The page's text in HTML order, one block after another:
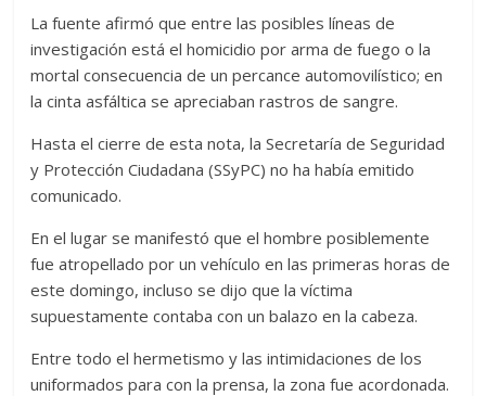
La fuente afirmó que entre las posibles líneas de
investigación está el homicidio por arma de fuego o la
mortal consecuencia de un percance automovilístico; en
la cinta asfáltica se apreciaban rastros de sangre.
Hasta el cierre de esta nota, la Secretaría de Seguridad
y Protección Ciudadana (SSyPC) no ha había emitido
comunicado.
En el lugar se manifestó que el hombre posiblemente
fue atropellado por un vehículo en las primeras horas de
este domingo, incluso se dijo que la víctima
supuestamente contaba con un balazo en la cabeza.
Entre todo el hermetismo y las intimidaciones de los
uniformados para con la prensa, la zona fue acordonada.